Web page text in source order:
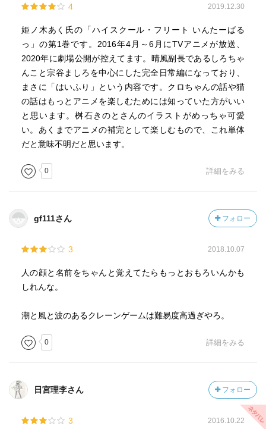
4 2019.12.30
姫ノ木あく氏の「ハイスクール・フリート いんたーばる
っ」の第1巻です。2016年4月～6月にTVアニメが放送、
2020年に劇場公開が控えてます。晴風副長であるしろちゃ
んこと宗谷ましろを中心にした完全日常編になっており、
まさに「はいふり」という内容です。クロちゃんの話や猫
の話はもっとアニメを楽しむためには知っていた方がいい
と思います。桝石きのとさんのイラストがめっちゃ可愛
い。あくまでアニメの補完として楽しむもので、これ単体
だと意味不明だと思います。
0 詳細をみる
gf111さん フォロー
3 2018.10.07
人の顔と名前をちゃんと覚えてたらもっとおもろいんかも
しれんな。
潮と風と波のあるクレーンゲームは難易度高過ぎやろ。
0 詳細をみる
日宮理李さん フォロー
3 2016.10.22